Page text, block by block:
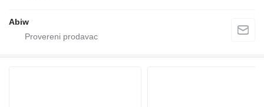
Abiw